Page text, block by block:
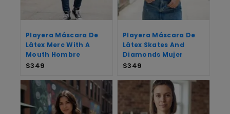
Playera Máscara De
Látex Merc With A
Mouth Hombre
$349
Playera Máscara De
Látex Skates And
Diamonds Mujer
$349